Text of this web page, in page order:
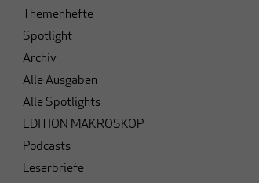
Themenhefte
Spotlight
Archiv
Alle Ausgaben
Alle Spotlights
EDITION MAKROSKOP
Podcasts
Leserbriefe